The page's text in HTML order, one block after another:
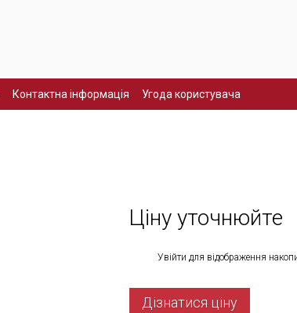
Контактна інформація Угода користувача
Ціну уточнюйте
Увійти для відображення
Дізнатися ціну